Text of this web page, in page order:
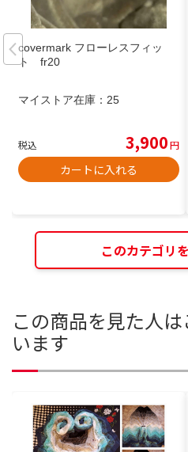
covermark フローレスフィッ
ト fr20
マイストア在庫： 25
税込 3,900円
カートに入れる
このカテゴリ
この商品を見た人
います